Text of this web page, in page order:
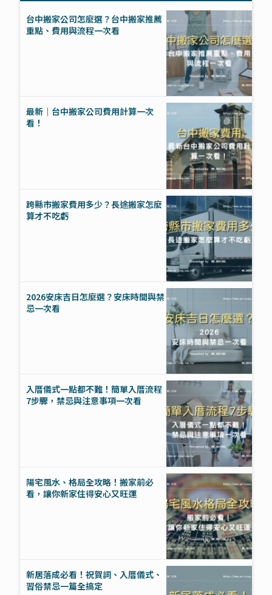
台中搬家公司怎麼選？台中搬家推薦
重點、費用與流程一次看
最新｜台中搬家公司費用計算一次
看！
跨縣市搬家費用多少？長途搬家怎麼
算才不吃虧
2026安床吉日怎麼選？安床時間與禁
忌一次看
入厝儀式一點都不難！簡單入厝流程
7步驟，禁忌與注意事項一次看
陽宅風水、格局全攻略！搬家前必
看，讓你新家住得安心又旺運
新居落成必看！祝賀詞、入厝儀式、
習俗禁忌一篇全搞定